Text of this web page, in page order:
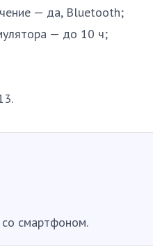
— да, Bluetooth;
— до 10 ч;
смартфоном.